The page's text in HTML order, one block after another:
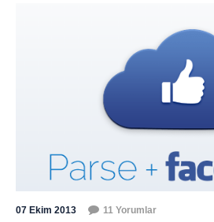
07 Ekim 2013 11 Yorumlar